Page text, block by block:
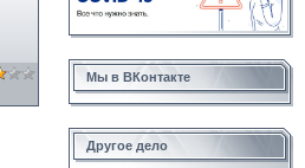
Мы в ВКонтакте
Другое дело